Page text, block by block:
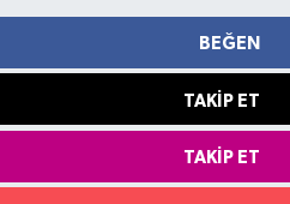
BEĞEN
TAKIP ET
TAKIP ET